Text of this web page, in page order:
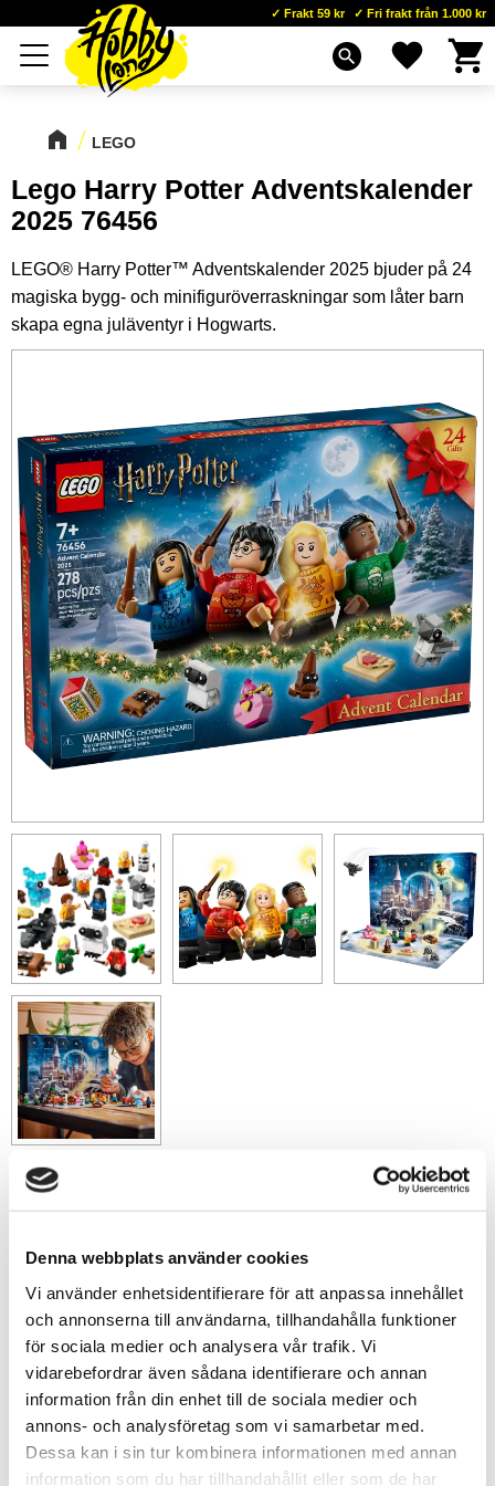
Denna webbplats använder cookies
Vi använder enhetsidentifierare för att anpassa innehållet
och annonserna till användarna, tillhandahålla funktioner
för sociala medier och analysera vår trafik. Vi
vidarebefordrar även sådana identifierare och annan
information från din enhet till de sociala medier och
annons- och analysföretag som vi samarbetar med.
Dessa kan i sin tur kombinera informationen med annan
information som du har tillhandahållit eller som de har
Meny
Frakt 59 kr Fri frakt från 1.000 kr
search Favoriter
LEGO
Lego Harry Potter Adventskalender
2025 76456
LEGO® Harry Potter™ Adventskalender 2025 bjuder på 24
magiska bygg- och minifiguröverraskningar som låter barn
skapa egna juläventyr i Hogwarts.
389sek
+
-
Lägg till i favoriter
Lagerstatus
10 st i lager
Artikelnr
L-76456
Tillv. artikelnr
Leveranstid
skickas från oss inom 0-1 vardagar